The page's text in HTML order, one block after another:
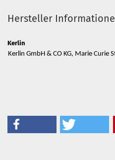
Hersteller
Kerlin
Kerlin GmbH & CO KG, Marie